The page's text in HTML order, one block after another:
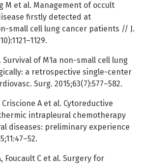
M et al. Management of occult
firstly detected at
small cell lung cancer patients // J.
Survival of M1a non-small cell lung
a retrospective single-center
Surg. 2015;63(7):577–582.
Criscione A et al. Cytoreductive
intrapleural chemotherapy
diseases: preliminary experience
Foucault C et al. Surgery for